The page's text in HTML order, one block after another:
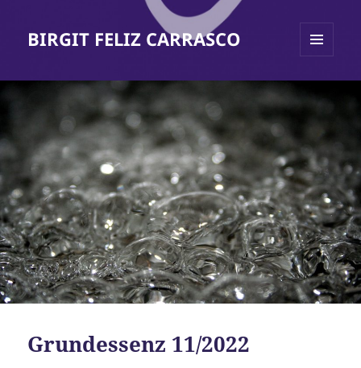
BIRGIT FELIZ CARRASCO
Grundessenz 11/2022